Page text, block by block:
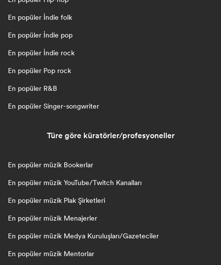
En popüler İndie folk
En popüler İndie pop
En popüler İndie rock
En popüler Pop rock
En popüler R&B
En popüler Singer-songwriter
Türe göre küratörler/profesyoneller
En popüler müzik Bookerlar
En popüler müzik YouTube/Twitch Kanalları
En popüler müzik Plak Şirketleri
En popüler müzik Menajerler
En popüler müzik Medya Kuruluşları/Gazeteciler
En popüler müzik Mentorlar